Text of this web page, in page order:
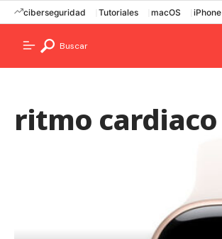
ciberseguridad Tutoriales macOS iPhone
Buscar
ritmo cardiaco